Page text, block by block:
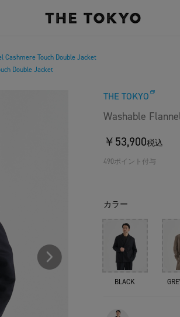
Cashmere Touch Double Jacket
Double Jacket
THE TOKYO
Washable
￥53,900税込
490ポイント付与
カラー
BLACK